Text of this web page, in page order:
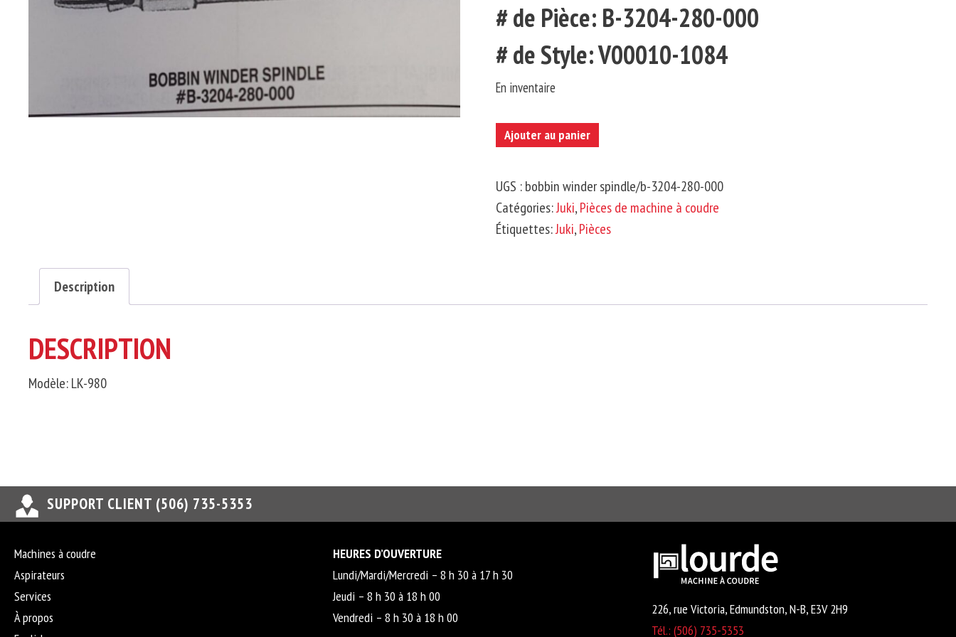
# de Pièce: B-3204-280-000
# de Style: V00010-1084
En inventaire
quantité
Broche
du
Bobineur
Ajouter au panier
UGS :bobbin winder spindle/b-3204-280-000
Catégories:Juki,Pièces de machine à coudre
Étiquettes:Juki,Pièces
Description
DESCRIPTION
Modèle: LK-980
SUPPORT CLIENT (506) 735-5353
Machines à coudre
Aspirateurs
Services
À propos
HEURES D’OUVERTURE
Lundi/Mardi/Mercredi – 8 h 30 à 17 h 30
Jeudi – 8 h 30 à 18 h 00
Vendredi – 8 h 30 à 18 h 00
226, rue Victoria, Edmundston, N-B, E3V 2H9
Tél.: (506) 735-5353